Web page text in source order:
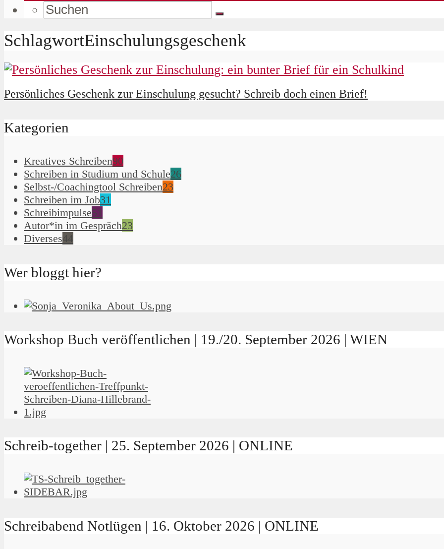
SchlagwortEinschulungsgeschenk
Persönliches Geschenk zur Einschulung gesucht? Schreib doch einen Brief!
Kategorien
Kreatives Schreiben90
Schreiben in Studium und Schule26
Selbst-/Coachingtool Schreiben23
Schreiben im Job31
Schreibimpulse51
Autor*in im Gespräch23
Diverses44
Wer bloggt hier?
Workshop Buch veröffentlichen | 19./20. September 2026 | WIEN
Schreib-together | 25. September 2026 | ONLINE
Schreibabend Notlügen | 16. Oktober 2026 | ONLINE